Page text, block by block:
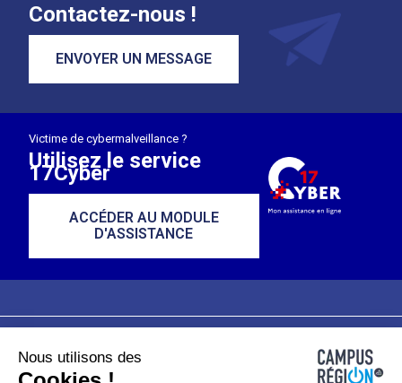
Contactez-nous !
ENVOYER UN MESSAGE
Victime de cybermalveillance ?
Utilisez le service
17Cyber
ACCÉDER AU MODULE
D'ASSISTANCE
Plan du site
Nous utilisons des